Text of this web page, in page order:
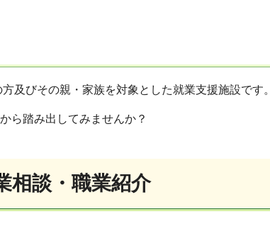
及びその親・家族を対象とした就業支援施設です。
ら踏み出してみませんか？
相談・職業紹介